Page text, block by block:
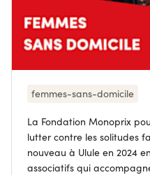
femmes-sans-domicile
La Fondation Monoprix
lutter contre les solitudes
nouveau à Ulule en 2024
associatifs qui